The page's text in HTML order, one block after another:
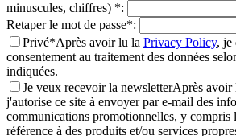
minuscules, chiffres) *:
Retaper le mot de passe*:
Privé*Après avoir lu la Privacy Policy, je
consentement au traitement des données
indiquées.
Je veux recevoir la newsletterAprès avoir
j'autorise ce site à envoyer par e-mail des
communications promotionnelles, y compris
référence à des produits et/ou services